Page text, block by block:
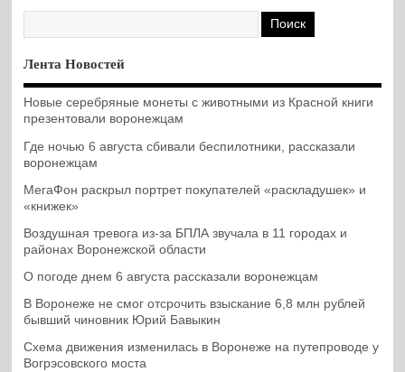
Лента Новостей
Новые серебряные монеты с животными из Красной книги
презентовали воронежцам
Где ночью 6 августа сбивали беспилотники, рассказали
воронежцам
МегаФон раскрыл портрет покупателей «раскладушек» и
«книжек»
Воздушная тревога из-за БПЛА звучала в 11 городах и
районах Воронежской области
О погоде днем 6 августа рассказали воронежцам
В Воронеже не смог отсрочить взыскание 6,8 млн рублей
бывший чиновник Юрий Бавыкин
Схема движения изменилась в Воронеже на путепроводе у
Вогрэсовского моста